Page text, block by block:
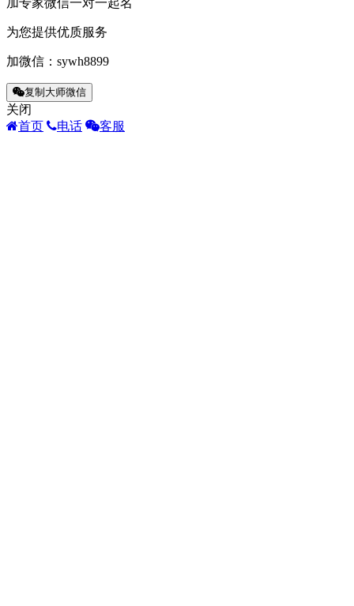
加专家微信一对一起名
为您提供优质服务
加微信： sywh8899
复制大师微信
关闭
首页
电话 客服